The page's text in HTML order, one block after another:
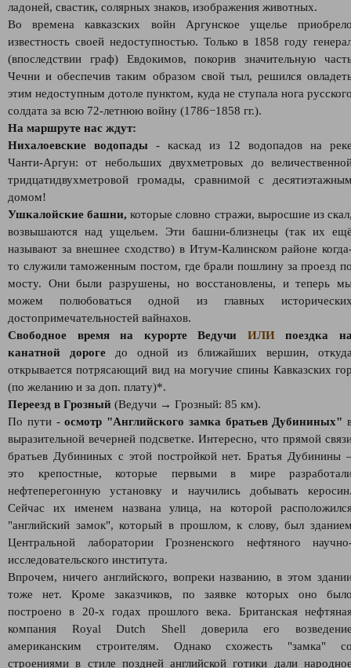
ладоней, свастик, солярных знаков, изображения животных.
Во времена кавказских войн Аргунское ущелье
известность своей недоступностью. Только в 1858 году
(впоследствии граф) Евдокимов, покорив значительную
Чечни и обеспечив таким образом свой тыл, решился
этим недоступным дотоле пунктом, куда не ступала нога
солдата за всю 72-летнюю войну (1786−1858 гг.).
На маршруте нас ждут:
Нихалоевские водопады - каскад из 12 водопадов на
Чанти-Аргун: от небольших двухметровых до
тридцатидвухметровой громады, сравнимой с
домом!
Ушкалойские башни, которые словно стражи, выросшие из
возвышаются над ущельем. Эти башни-близнецы (так их
называют за внешнее сходство) в Итум-Калинском районе
то служили таможенным постом, где брали пошлину за проезд
мосту. Они были разрушены, но восстановлены, и теперь
можем полюбоваться одной из главных
достопримечательностей вайнахов.
Свободное время на курорте Ведучи ИЛИпоездка
канатной дорогедо одной из ближайших вершин,
открывается потрясающий вид на могучие спины Кавказских
(по желанию и за доп. плату)*.
Переезд в Грозный (Ведучи → Грозный: 85 км).
По пути -осмотр "Английского замка братьев Дубининых"
выразительной вечерней подсветке. Интересно, что прямой
братьев Дубининых с этой постройкой нет. Братья Дубинины
это крепостные, которые первыми в мире
нефтеперегонную установку и научились добывать
Сейчас их именем названа улица, на которой
"английский замок", который в прошлом, к слову, был
Центральной лаборатории Грозненского нефтяного
исследовательского института.
Впрочем, ничего английского, вопреки названию, в этом
тоже нет. Кроме заказчиков, по заявке которых оно
построено в 20-х годах прошлого века. Британская
компания Royal Dutch Shell доверила его
американским строителям. Однако схожесть "замка"
строениями в стиле поздней английской готики дали